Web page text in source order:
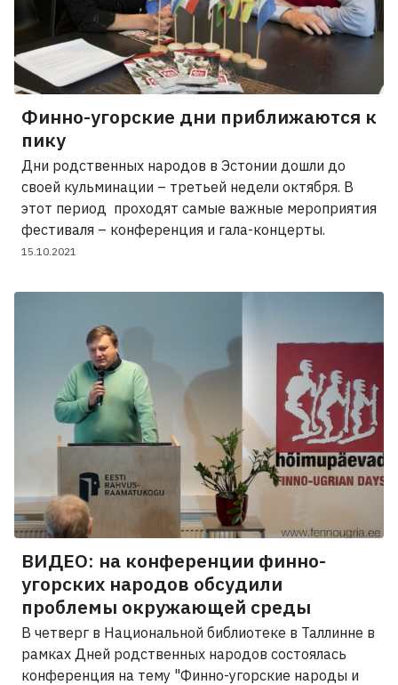
Финно-угорские дни приближаются к
пику
Дни родственных народов в Эстонии дошли до
своей кульминации – третьей недели октября. В
этот период проходят самые важные мероприятия
фестиваля – конференция и гала-концерты.
15.10.2021
ВИДЕО: на конференции финно-
угорских народов обсудили
проблемы окружающей среды
В четверг в Национальной библиотеке в Таллинне в
рамках Дней родственных народов состоялась
конференция на тему "Финно-угорские народы и